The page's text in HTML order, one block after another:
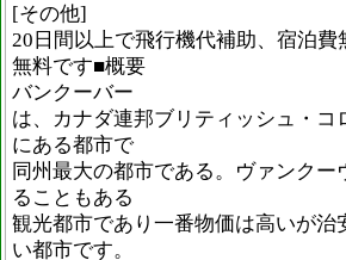
[その他]
20日間以上で飛行機代補助、宿泊費
無料です■概要
バンクーバー
は、カナダ連邦ブリティッシュ・コ
にある都市で
同州最大の都市である。ヴァンクー
ることもある
観光都市であり一番物価は高いが治
い都市です。